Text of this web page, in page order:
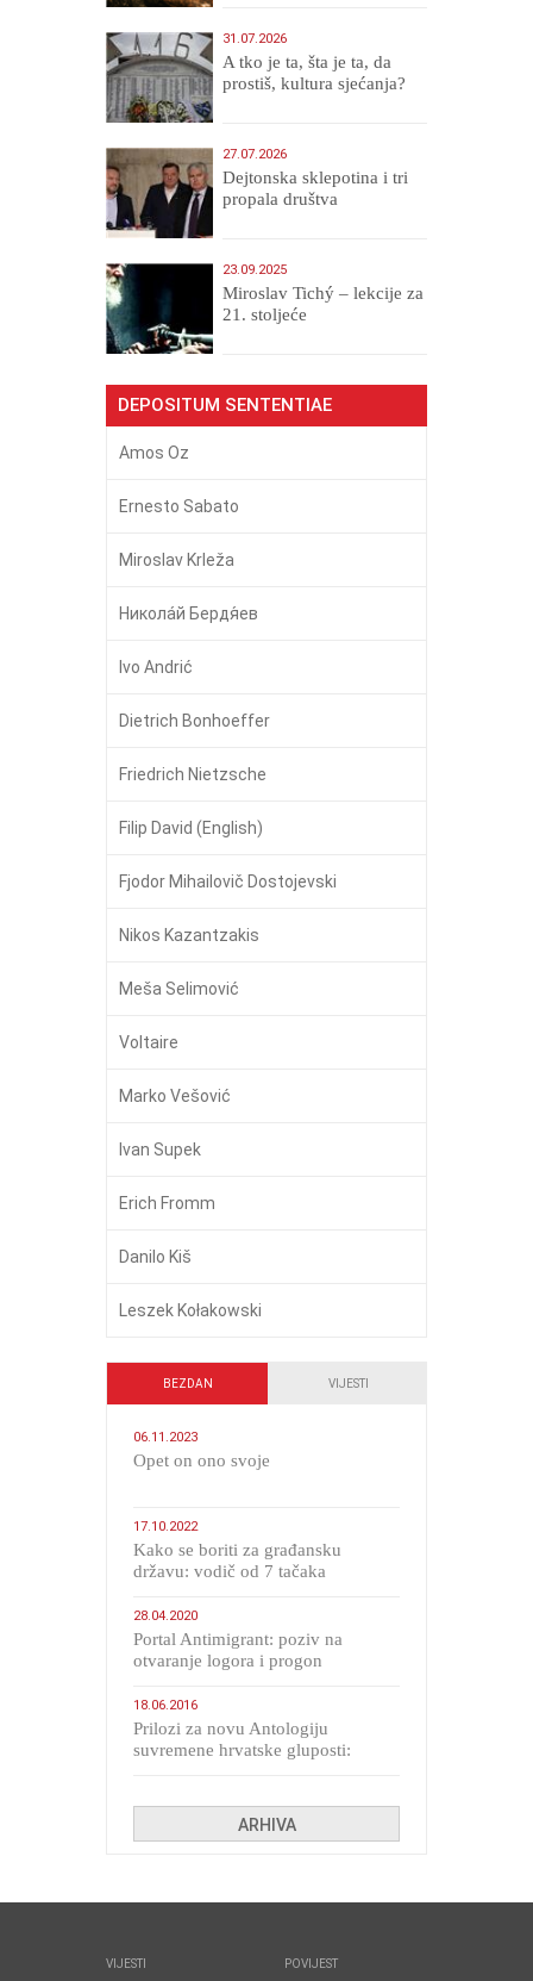
31.07.2026
A tko je ta, šta je ta, da
prostiš, kultura sjećanja?
27.07.2026
Dejtonska sklepotina i tri
propala društva
23.09.2025
Miroslav Tichý – lekcije za
21. stoljeće
DEPOSITUM SENTENTIAE
Amos Oz
Ernesto Sabato
Miroslav Krleža
Никола́й Бердя́ев
Ivo Andrić
Dietrich Bonhoeffer
Friedrich Nietzsche
Filip David (English)
Fjodor Mihailovič Dostojevski
Nikos Kazantzakis
Meša Selimović
Voltaire
Marko Vešović
Ivan Supek
Erich Fromm
Danilo Kiš
Leszek Kołakowski
BEZDAN VIJESTI
06.11.2023
​Opet on ono svoje
17.10.2022
Kako se boriti za građansku
državu: vodič od 7 tačaka
28.04.2020
Portal Antimigrant: poziv na
otvaranje logora i progon
18.06.2016
Prilozi za novu Antologiju
suvremene hrvatske gluposti:
ARHIVA
VIJESTI POVIJEST